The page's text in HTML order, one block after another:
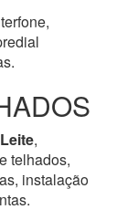
,
telhados,
instalação